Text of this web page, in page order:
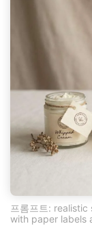
프롬프트:
with paper labels